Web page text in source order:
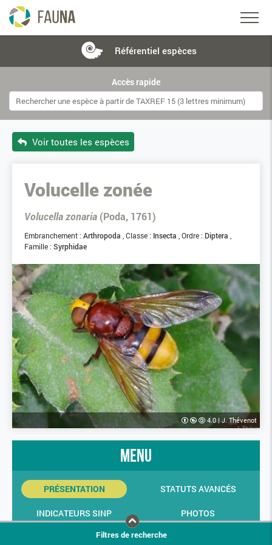
Référentiel espèces
Accès rapide
Voir toutes les espèces
Volucelle zonée
Volucella zonaria (Poda, 1761)
Embranchement : Arthropoda Classe : Insecta Ordre : Diptera
Famille : Syrphidae
4.0 | J. Thévenot
menu
PRÉSENTATION STATUTS AVANCÉS
INDICATEURS SINP
PHOTOS
Filtres de recherche